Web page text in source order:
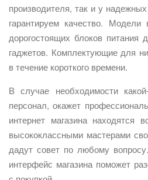
производителя, так и у
гарантируем качество.
дорогостоящих блоков питания
гаджетов. Комплектующие для
в течение короткого времени.
В случае необходимости
персонал, окажет
интернет магазина находятся
высококлассными мастерами
дадут совет по любому
интерфейс магазина поможет